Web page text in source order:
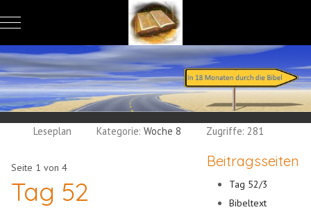
Mobile Menu Toggle
Leseplan Kategorie:Woche 8 Zugriffe: 281
Beitragsseiten
Tag 52/3
Bibeltext
Seite 1 von 4
Tag 52